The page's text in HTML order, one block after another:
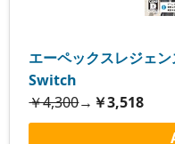
エーペックスレジェ
Switch
￥4,300→ ￥3,518